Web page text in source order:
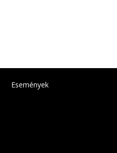
Események